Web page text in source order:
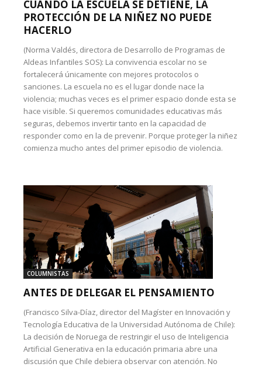
CUANDO LA ESCUELA SE DETIENE, LA
PROTECCIÓN DE LA NIÑEZ NO PUEDE
HACERLO
(Norma Valdés, directora de Desarrollo de Programas de
Aldeas Infantiles SOS): La convivencia escolar no se
fortalecerá únicamente con mejores protocolos o
sanciones. La escuela no es el lugar donde nace la
violencia; muchas veces es el primer espacio donde esta se
hace visible. Si queremos comunidades educativas más
seguras, debemos invertir tanto en la capacidad de
responder como en la de prevenir. Porque proteger la niñez
comienza mucho antes del primer episodio de violencia.
COLUMNISTAS
ANTES DE DELEGAR EL PENSAMIENTO
(Francisco Silva-Díaz, director del Magíster en Innovación y
Tecnología Educativa de la Universidad Autónoma de Chile):
La decisión de Noruega de restringir el uso de Inteligencia
Artificial Generativa en la educación primaria abre una
discusión que Chile debiera observar con atención. No